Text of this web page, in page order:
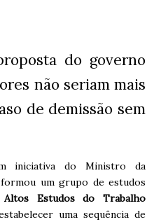
do governo
não seriam mais
de demissão sem
iniciativa do Ministro da
formou um grupo de estudos
Estudos do Trabalho
uma sequência de